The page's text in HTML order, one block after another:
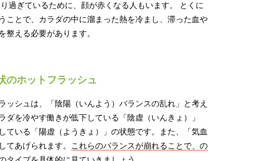
過ぎているために、顔が赤くなる人もいます。 とくに
ことで、カラダの中に溜まった熱を冷まし、滞った血や
整える必要があります。
のホットフラッシュ
ッシュは、「陰陽（いんよう）バランスの乱れ」と考え
ダを冷やす働きが低下している「陰虚（いんきょ）」
ている「陽虚（ようきょ）」の状態です。また、「気血
てあげられます。
これらのバランスが崩れることで、の